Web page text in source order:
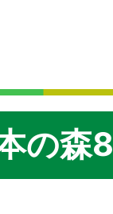
の森